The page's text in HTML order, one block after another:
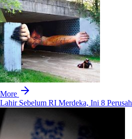
More
Lahir Sebelum RI Merdeka, Ini 8